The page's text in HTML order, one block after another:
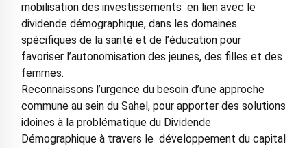
mobilisation des investissements en lien avec le
dividende démographique, dans les domaines
spécifiques de la santé et de l’éducation pour
favoriser l’autonomisation des jeunes, des filles et des
femmes.
Reconnaissons l’urgence du besoin d’une approche
commune au sein du Sahel, pour apporter des solutions
idoines à la problématique du Dividende
Démographique à travers le développement du capital